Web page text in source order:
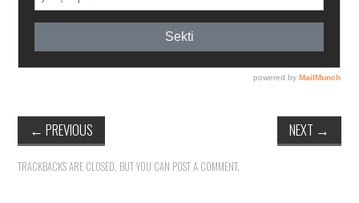
← PREVIOUS NEXT →
TRACKBACKS ARE CLOSED, BUT YOU CAN POST A COMMENT.